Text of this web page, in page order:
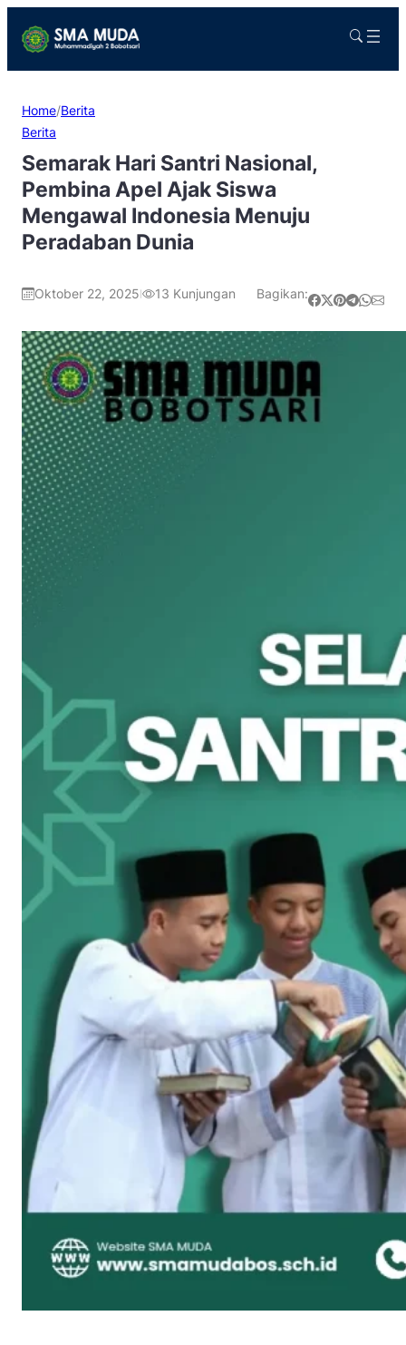
Home/Berita
Berita
Semarak Hari Santri Nasional,
Pembina Apel Ajak Siswa
Mengawal Indonesia Menuju
Peradaban Dunia
Oktober 22, 2025 13 Kunjungan Bagikan: Share on Facebook Share on X Share on Pinterest Share on TelegramShare on WhatsApp Share on Email